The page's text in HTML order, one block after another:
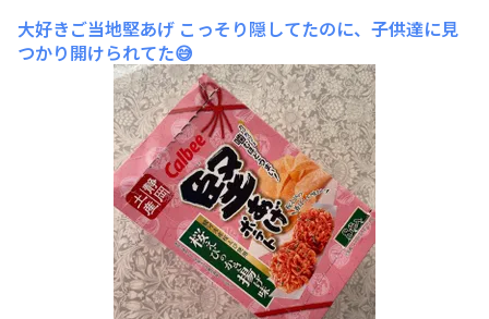
大好きご当地堅あげ こっそり隠してたのに、子供達に見
つかり開けられてた😅